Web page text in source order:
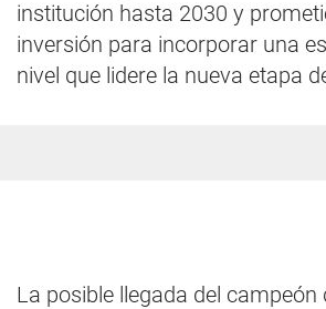
institución hasta 2030 y
inversión para incorporar una
nivel que lidere la nueva etapa
La posible llegada del campeón